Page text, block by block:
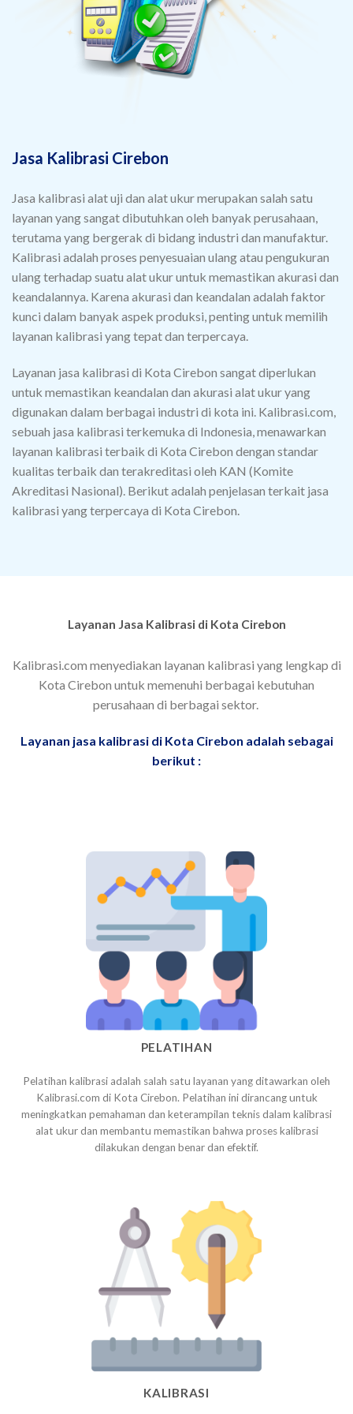
Jasa Kalibrasi Cirebon
Jasa kalibrasi alat uji dan alat ukur merupakan salah satu
layanan yang sangat dibutuhkan oleh banyak perusahaan,
terutama yang bergerak di bidang industri dan manufaktur.
Kalibrasi adalah proses penyesuaian ulang atau pengukuran
ulang terhadap suatu alat ukur untuk memastikan akurasi dan
keandalannya. Karena akurasi dan keandalan adalah faktor
kunci dalam banyak aspek produksi, penting untuk memilih
layanan kalibrasi yang tepat dan terpercaya.
Layanan jasa kalibrasi di Kota Cirebon sangat diperlukan
untuk memastikan keandalan dan akurasi alat ukur yang
digunakan dalam berbagai industri di kota ini. Kalibrasi.com,
sebuah jasa kalibrasi terkemuka di Indonesia, menawarkan
layanan kalibrasi terbaik di Kota Cirebon dengan standar
kualitas terbaik dan terakreditasi oleh KAN (Komite
Akreditasi Nasional). Berikut adalah penjelasan terkait jasa
kalibrasi yang terpercaya di Kota Cirebon.
Layanan Jasa Kalibrasi di Kota Cirebon
Kalibrasi.com menyediakan layanan kalibrasi yang lengkap di
Kota Cirebon untuk memenuhi berbagai kebutuhan
perusahaan di berbagai sektor.
Layanan jasa kalibrasi di Kota Cirebon adalah sebagai
berikut :
PELATIHAN
Pelatihan kalibrasi adalah salah satu layanan yang ditawarkan oleh
Kalibrasi.com di Kota Cirebon. Pelatihan ini dirancang untuk
meningkatkan pemahaman dan keterampilan teknis dalam kalibrasi
alat ukur dan membantu memastikan bahwa proses kalibrasi
dilakukan dengan benar dan efektif.
KALIBRASI